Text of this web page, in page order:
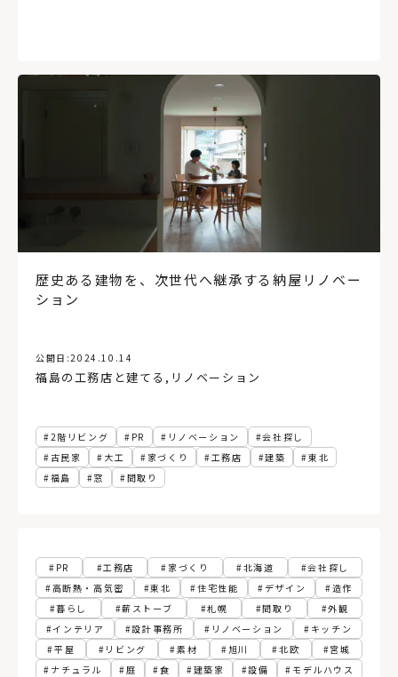
歴史ある建物を、次世代へ継承する納屋リノベー
ション
公開日:2024.10.14
福島の工務店と建てる , リノベーション
2階リビング PR リノベーション
会社探し
古民家
大工 家づくり 工務店 建築
東北
福島
窓 間取り
PR 工務店 家づくり 北海道
会社探し
高断熱・高気密
東北 住宅性能 デザイン
造作
暮らし
薪ストーブ 札幌 間取り
外観
インテリア
設計事務所 リノベーション
キッチン
平屋
リビング 素材 旭川 北欧
宮城
ナチュラル
庭 食 建築家 設備
モデルハウス